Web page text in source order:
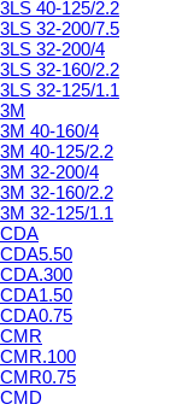
3LS 40-125/2.2
3LS 32-200/7.5
3LS 32-200/4
3LS 32-160/2.2
3LS 32-125/1.1
3M
3M 40-160/4
3M 40-125/2.2
3M 32-200/4
3M 32-160/2.2
3M 32-125/1.1
CDA
CDA5.50
CDA.300
CDA1.50
CDA0.75
CMR
CMR.100
CMR0.75
CMD